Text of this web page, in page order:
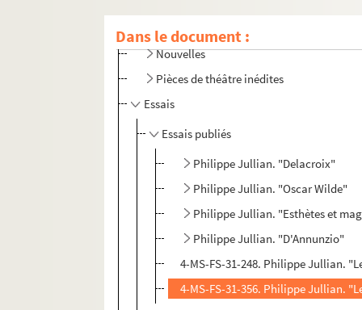
Dans le document :
Romans
Nouvelles
Pièces de théâtre inédites
Essais
Essais publiés
Philippe Jullian. "Delacroix"
Philippe Jullian. "Oscar Wilde"
Philippe Jullian. "Esthètes et
Philippe Jullian. "D'Annunzio"
4-MS-FS-31-248. Philippe Jullian.
4-MS-FS-31-356. Philippe Jullian.